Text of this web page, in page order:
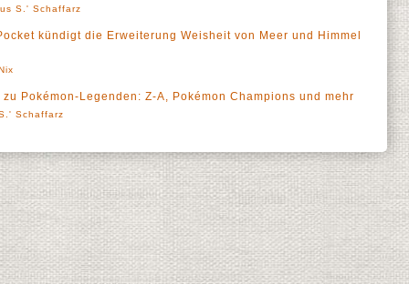
S.' Schaffarz
kündigt die Erweiterung Weisheit von Meer und Himmel
Pokémon-Legenden: Z-A, Pokémon Champions und mehr
Schaffarz